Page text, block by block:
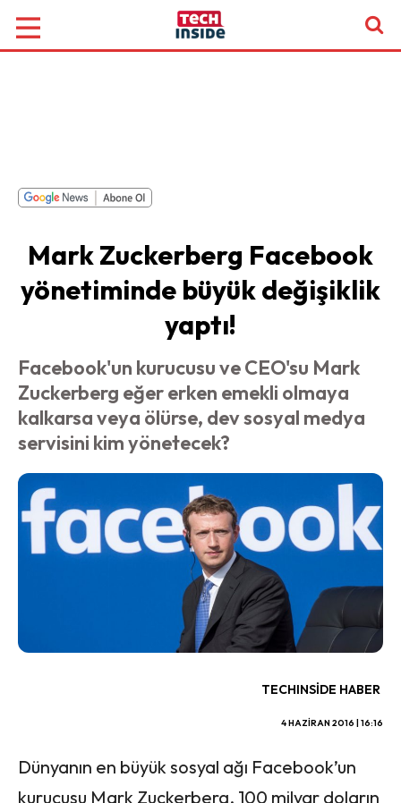
Mark Zuckerberg Facebook
yönetiminde büyük değişiklik
yaptı!
Facebook'un kurucusu ve CEO'su Mark
Zuckerberg eğer erken emekli olmaya
kalkarsa veya ölürse, dev sosyal medya
servisini kim yönetecek?
TECHINSIDE HABER
4 HAZIRAN 2016 | 16:16
Dünyanın en büyük sosyal ağı Facebook’un
kurucusu Mark Zuckerberg, 100 milyar doların